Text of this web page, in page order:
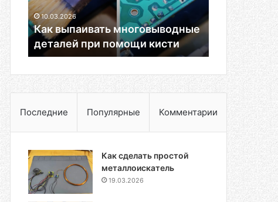
кисти
10.03.2026
Как выпаивать многовыводные
деталей при помощи кисти
Последние Популярные Комментарии
Как сделать простой
металлоискатель
19.03.2026